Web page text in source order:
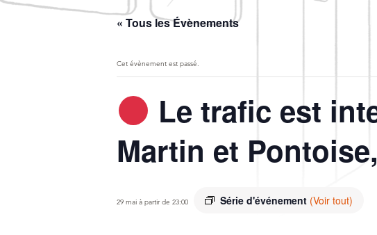
« Tous les Évènements
Cet évènement est passé.
Le trafic est
Martin et
29 mai à partir de 23:00 Série d'événement (Voir tout)